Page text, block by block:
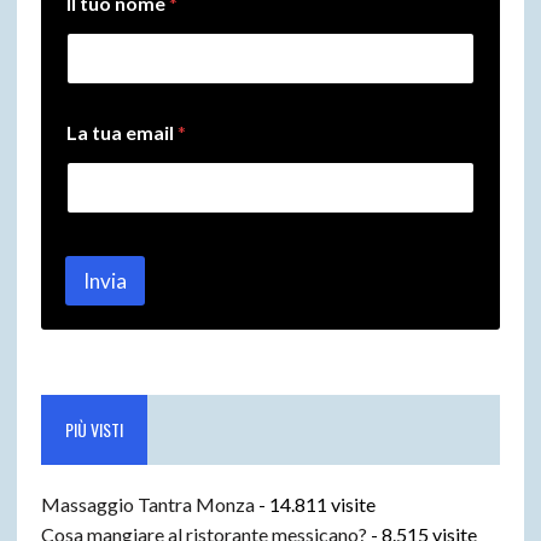
a
I
n
m
e
La tua email *
Invia
PIÙ VISTI
Massaggio Tantra Monza- 14.811 visite
Cosa mangiare al ristorante messicano? - 8.515 visite